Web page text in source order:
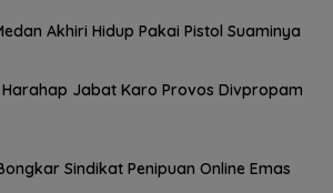
Akhiri Hidup Pakai Pistol Suaminya
Jabat Karo Provos Divpropam
Sindikat Penipuan Online Emas